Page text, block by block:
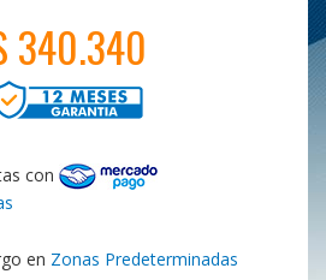
340.340
con
en Zonas Predeterminadas